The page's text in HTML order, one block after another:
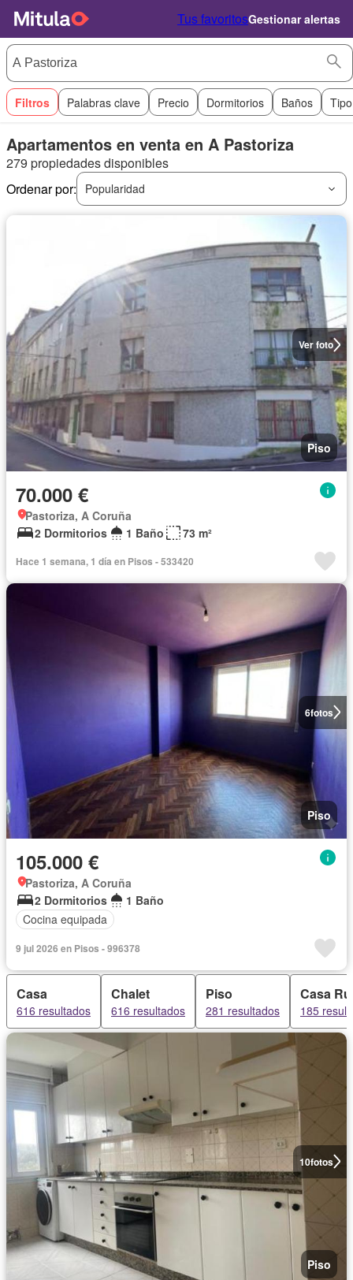
Tus favoritosGestionar alertas
Filtros Palabras clave Precio Dormitorios Baños
Apartamentos en venta en A Pastoriza
279 propiedades disponibles
Ordenar por:
Popularidad
Ver foto
Piso
70.000 €
Pastoriza, A Coruña
2 Dormitorios
1 Baño 73 m²
Hace 1 semana, 1 día en Pisos - 533420
6fotos
Piso
105.000 €
Pastoriza, A Coruña
2 Dormitorios
1 Baño
Cocina equipada
9 jul 2026 en Pisos - 996378
Casa
616 resultados
Chalet
616 resultados
Piso
281 resultados
Casa
185
10fotos
Piso